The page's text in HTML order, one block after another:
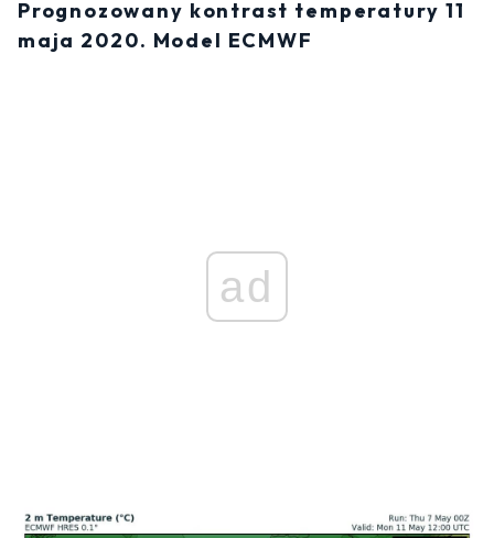
Prognozowany kontrast temperatury 11
maja 2020. Model ECMWF
ad